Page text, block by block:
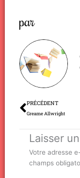
par
Précédent
PRÉCÉDENT
Greame Allwright
Laisser
Votre adresse
champs